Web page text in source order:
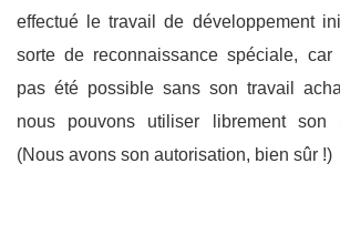
effectué le travail de développement
sorte de reconnaissance spéciale,
pas été possible sans son travail
nous pouvons utiliser librement son
(Nous avons son autorisation, bien sûr !)